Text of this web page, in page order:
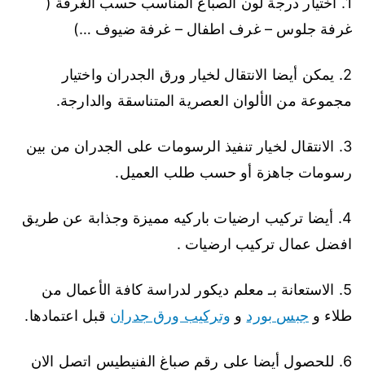
غرفة جلوس – غرف اطفال – غرفة ضيوف …)
2. يمكن أيضا الانتقال لخيار ورق الجدران واختيار
مجموعة من الألوان العصرية المتناسقة والدارجة.
3. الانتقال لخيار تنفيذ الرسومات على الجدران من بين
رسومات جاهزة أو حسب طلب العميل.
4. أيضا تركيب ارضيات باركيه مميزة وجذابة عن طريق
افضل عمال تركيب ارضيات .
5. الاستعانة بـ معلم ديكور لدراسة كافة الأعمال من
طلاء و جبس بورد و وتركيب ورق جدران قبل اعتمادها.
6. للحصول أيضا على رقم صباغ الفنيطيس اتصل الان